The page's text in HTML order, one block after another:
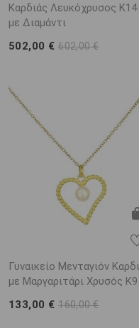
Καρδιάς Λευκόχρυσος K14
με Διαμάντι
502,00 €602,00 €
Γυναικείο Μενταγιόν
με Μαργαριτάρι Χρυσός K9
133,00 €160,00 €